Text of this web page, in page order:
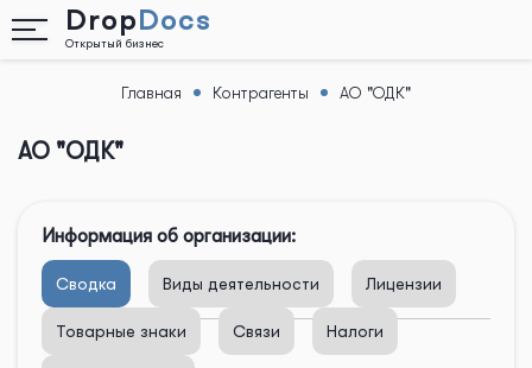
DropDocs
Открытый бизнес
Главная Контрагенты АО "ОДК"
АО "ОДК"
Информация об организации:
Сводка Виды деятельности Лицензии
Товарные знаки Связи Налоги